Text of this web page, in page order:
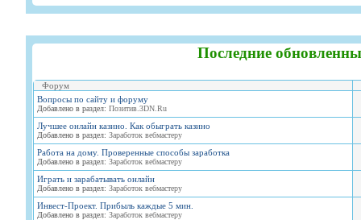
Последние
Форум
Вопросы по сайту и форуму
Добавлено в раздел: Позитив.3DN.Ru
Лучшее онлайн казино. Как обыграть казино
Добавлено в раздел: Заработок вебмастеру
Работа на дому. Проверенные способы заработка
Добавлено в раздел: Заработок вебмастеру
Играть и зарабатывать онлайн
Добавлено в раздел: Заработок вебмастеру
Инвест-Проект. Прибыль каждые 5 мин.
Добавлено в раздел: Заработок вебмастеру